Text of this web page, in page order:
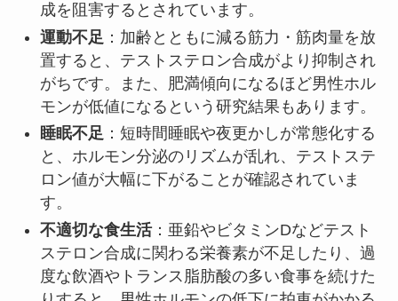
成を阻害するとされています。
運動不足 ：加齢とともに減る筋力・筋肉量を放
置すると、テストステロン合成がより抑制され
がちです。また、肥満傾向になるほど男性ホル
モンが低値になるという研究結果もあります。
睡眠不足：短時間睡眠や夜更かしが常態化する
と、ホルモン分泌のリズムが乱れ、テストステ
ロン値が大幅に下がることが確認されていま
す。
不適切な食生活：亜鉛やビタミンDなどテスト
ステロン合成に関わる栄養素が不足したり、過
度な飲酒やトランス脂肪酸の多い食事を続けた